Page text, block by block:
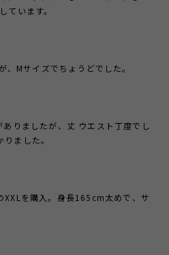
ています。
Mサイズでちょうどでした。
りましたが、丈 ウエスト丁度でし
ました。
XXLを購入。身長165cm太めで、サ